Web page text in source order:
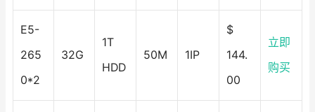
E5-
265
0*2
32G
1T
HDD
50M 1IP
$
144.
00
立即
购买